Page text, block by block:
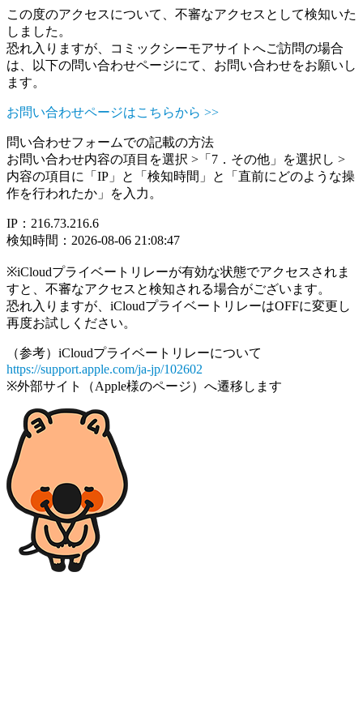
この度のアクセスについて、不審なアクセスとして検知いた
しました。
恐れ入りますが、コミックシーモアサイトへご訪問の場合
は、以下の問い合わせページにて、お問い合わせをお願いし
ます。
お問い合わせページはこちらから >>
問い合わせフォームでの記載の方法
お問い合わせ内容の項目を選択 >「7．その他」を選択し >
内容の項目に「IP」と「検知時間」と「直前にどのような操
作を行われたか」を入力。
IP：216.73.216.6
検知時間：2026-08-06 21:08:47
※iCloudプライベートリレーが有効な状態でアクセスされま
すと、不審なアクセスと検知される場合がございます。
恐れ入りますが、iCloudプライベートリレーはOFFに変更し
再度お試しください。
（参考）iCloudプライベートリレーについて
https://support.apple.com/ja-jp/102602
※外部サイト（Apple様のページ）へ遷移します